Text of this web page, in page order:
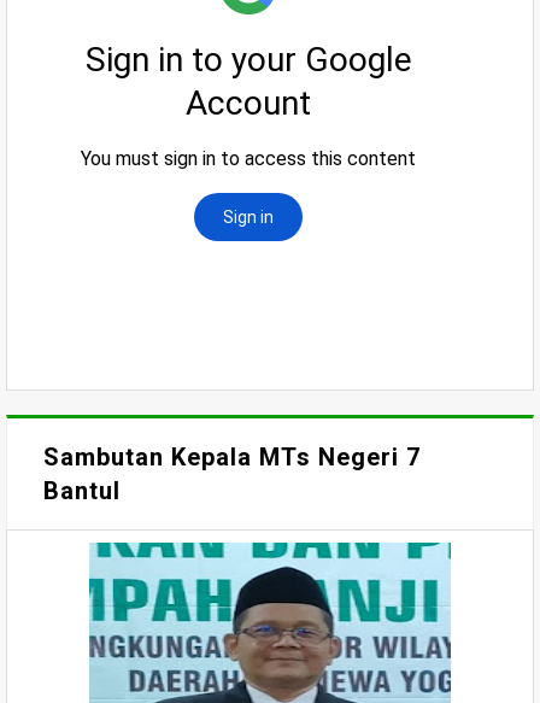
Sambutan Kepala MTs Negeri 7
Bantul